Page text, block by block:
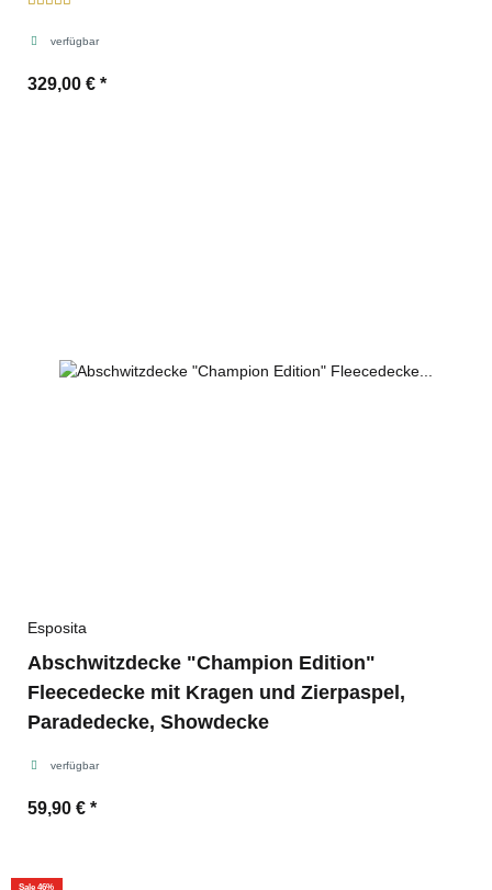
verfügbar
329,00 € *
Esposita
Abschwitzdecke "Champion Edition"
Fleecedecke mit Kragen und Zierpaspel,
Paradedecke, Showdecke
verfügbar
59,90 € *
Sale 46%